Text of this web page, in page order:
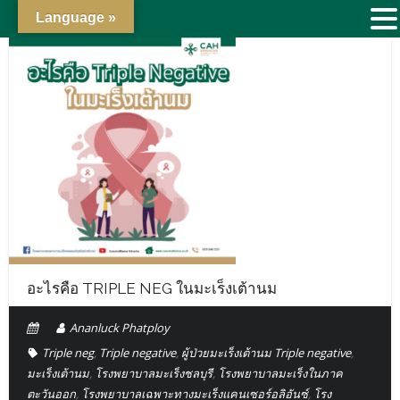
อะไรคือ TRIPLE NEG ในมะเร็งเต้านม
Ananluck Phatploy
Triple neg, Triple negative, ผู้ป่วยมะเร็งเต้านม Triple negative,
มะเร็งเต้านม, โรงพยาบาลมะเร็งชลบุรี, โรงพยาบาลมะเร็งในภาค
ตะวันออก, โรงพยาบาลเฉพาะทางมะเร็งแคนเซอร์อลิอันซ์, โรง
Language »